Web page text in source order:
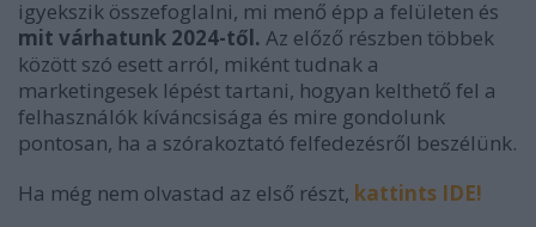
igyekszik összefoglalni, mi menő épp a felületen és
mit várhatunk 2024-től. Az előző részben többek
között szó esett arról, miként tudnak a
marketingesek lépést tartani, hogyan kelthető fel a
felhasználók kíváncsisága és mire gondolunk
pontosan, ha a szórakoztató felfedezésről beszélünk.
Ha még nem olvastad az első részt, kattints IDE!